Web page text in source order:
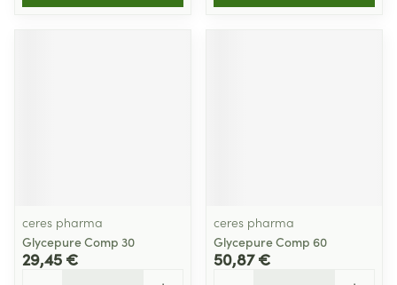
ceres pharma
Glycepure Comp 30
29,45 €
ceres pharma
Glycepure Comp 60
50,87 €